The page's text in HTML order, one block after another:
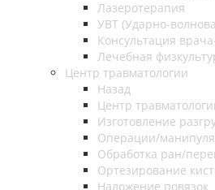
Лазеротерапия
УВТ (Ударно-
Консультация
Лечебная
Центр травматологии
Назад
Центр
Изготовление
Операции/
Обработка ран/
Ортезирование
Наложение повязок